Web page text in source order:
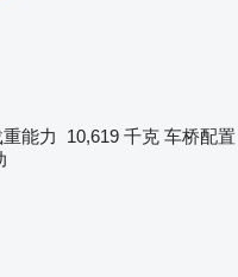
能力 10,619 千克 车桥配置